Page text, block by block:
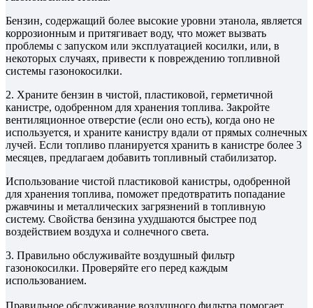
Бензин, содержащий более высокие уровни этанола, является
коррозионным и притягивает воду, что может вызвать
проблемы с запуском или эксплуатацией косилки, или, в
некоторых случаях, привести к повреждению топливной
системы газонокосилки.
2. Храните бензин в чистой, пластиковой, герметичной
канистре, одобренном для хранения топлива. Закройте
вентиляционное отверстие (если оно есть), когда оно не
используется, и храните канистру вдали от прямых солнечных
лучей. Если топливо планируется хранить в канистре более 3
месяцев, предлагаем добавить топливный стабилизатор.
Использование чистой пластиковой канистры, одобренной
для хранения топлива, поможет предотвратить попадание
ржавчины и металлических загрязнений в топливную
систему. Свойства бензина ухудшаются быстрее под
воздействием воздуха и солнечного света.
3. Правильно обслуживайте воздушный фильтр
газонокосилки. Проверяйте его перед каждым
использованием.
Правильное обслуживание воздушного фильтра помогает